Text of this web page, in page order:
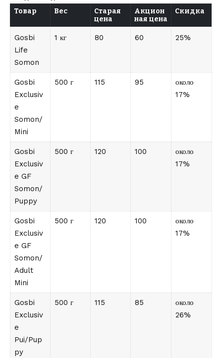
Товар Вес
Старая
цена
Акцион
ная цена
Скидка
Gosbi
Life
Somon
1 кг 80 60 25%
Gosbi
Exclusiv
e
Somon/
Mini
500 г 115 95
около
17%
Gosbi
Exclusiv
e GF
Somon/
Puppy
500 г 120 100
около
17%
Gosbi
Exclusiv
e GF
Somon/
Adult
Mini
500 г 120 100
около
17%
Gosbi
Exclusiv
e
Pui/Pup
py
500 г 115 85
около
26%